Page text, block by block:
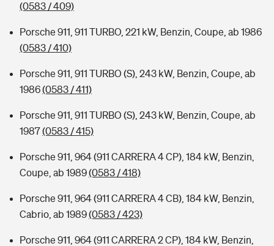
(0583 / 409)
Porsche 911, 911 TURBO, 221 kW, Benzin, Coupe, ab 1986
(0583 / 410)
Porsche 911, 911 TURBO (S), 243 kW, Benzin, Coupe, ab
1986(0583 / 411)
Porsche 911, 911 TURBO (S), 243 kW, Benzin, Coupe, ab
1987(0583 / 415)
Porsche 911, 964 (911 CARRERA 4 CP), 184 kW, Benzin,
Coupe, ab 1989(0583 / 418)
Porsche 911, 964 (911 CARRERA 4 CB), 184 kW, Benzin,
Cabrio, ab 1989(0583 / 423)
Porsche 911, 964 (911 CARRERA 2 CP), 184 kW, Benzin,